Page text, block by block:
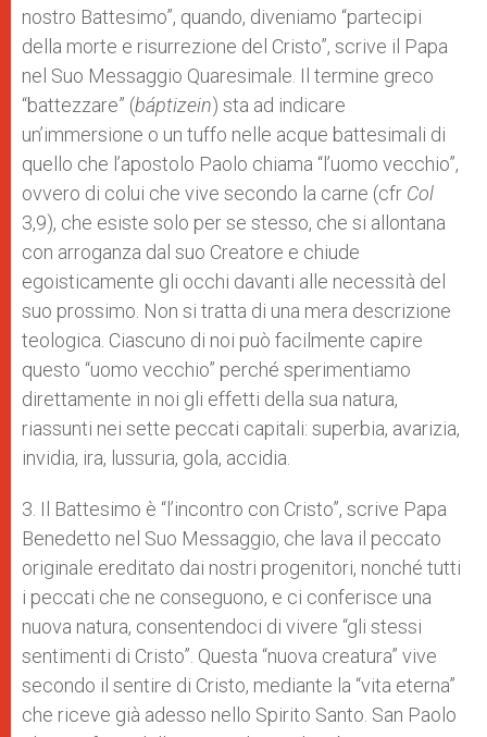
nostro Battesimo”, quando, diveniamo “partecipi
della morte e risurrezione del Cristo”, scrive il Papa
nel Suo Messaggio Quaresimale. Il termine greco
“battezzare” (báptizein) sta ad indicare
un’immersione o un tuffo nelle acque battesimali di
quello che l’apostolo Paolo chiama “l’uomo vecchio”,
ovvero di colui che vive secondo la carne (cfr Col
3,9), che esiste solo per se stesso, che si allontana
con arroganza dal suo Creatore e chiude
egoisticamente gli occhi davanti alle necessità del
suo prossimo. Non si tratta di una mera descrizione
teologica. Ciascuno di noi può facilmente capire
questo “uomo vecchio” perché sperimentiamo
direttamente in noi gli effetti della sua natura,
riassunti nei sette peccati capitali: superbia, avarizia,
invidia, ira, lussuria, gola, accidia.
3. Il Battesimo è “l’incontro con Cristo”, scrive Papa
Benedetto nel Suo Messaggio, che lava il peccato
originale ereditato dai nostri progenitori, nonché tutti
i peccati che ne conseguono, e ci conferisce una
nuova natura, consentendoci di vivere “gli stessi
sentimenti di Cristo”. Questa “nuova creatura” vive
secondo il sentire di Cristo, mediante la “vita eterna”
che riceve già adesso nello Spirito Santo. San Paolo